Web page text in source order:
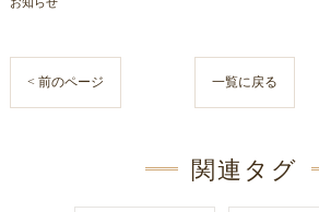
< 前のページ 一覧に戻る
関連タグ